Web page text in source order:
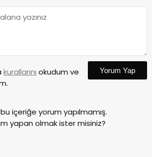
kurallarını okudum ve
Yorum Yap
içeriğe yorum yapılmamış.
yapan olmak ister misiniz?